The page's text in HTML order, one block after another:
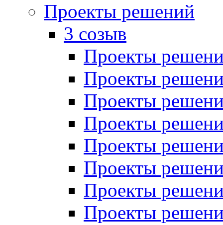
Проекты решений
3 созыв
Проекты
Проекты
Проекты
Проекты
Проекты
Проекты
Проекты
Проекты